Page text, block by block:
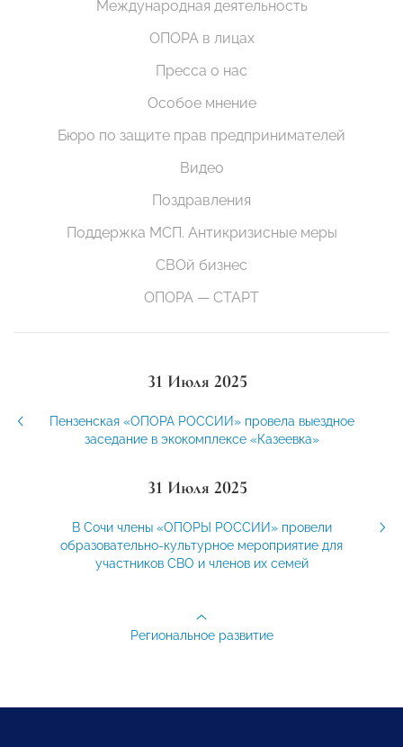
Международная деятельность
ОПОРА в лицах
Пресса о нас
Особое мнение
Бюро по защите прав предпринимателей
Видео
Поздравления
Поддержка МСП. Антикризисные меры
СВОй бизнес
ОПОРА — СТАРТ
31 Июля 2025
Пензенская «ОПОРА РОССИИ» провела выездное
заседание в экокомплексе «Казеевка»
31 Июля 2025
В Сочи члены «ОПОРЫ РОССИИ» провели
образовательно-культурное мероприятие для
участников СВО и членов их семей
Региональное развитие